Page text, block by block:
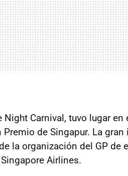
Night Carnival, tuvo lugar
de Singapur. La
la organización del GP de
Airlines.